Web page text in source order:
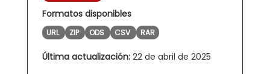
Formatos disponibles
URL ZIP ODS CSV RAR
Última actualización: 22 de abril de 2025